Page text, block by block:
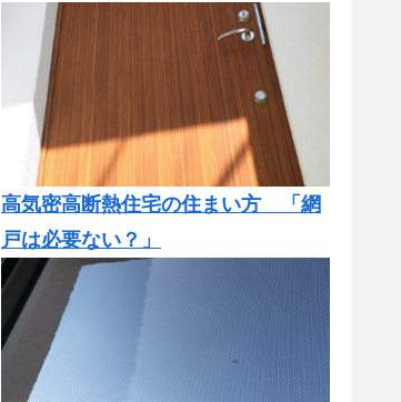
高気密高断熱住宅の住まい方 「網
戸は必要ない？」